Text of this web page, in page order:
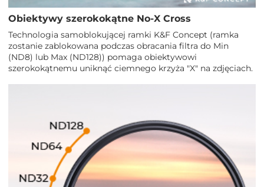
Obiektywy szerokokątne No-X Cross
Technologia samoblokującej ramki K&F Concept (ramka
zostanie zablokowana podczas obracania filtra do Min
(ND8) lub Max (ND128)) pomaga obiektywowi
szerokokątnemu uniknąć ciemnego krzyża "X" na zdjęciach.